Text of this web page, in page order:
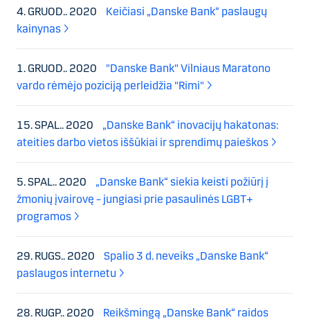
4. GRUOD.. 2020
Keičiasi „Danske Bank“ paslaugų
kainynas
1. GRUOD.. 2020
"Danske Bank" Vilniaus Maratono
vardo rėmėjo poziciją perleidžia "Rimi"
15. SPAL.. 2020
„Danske Bank“ inovacijų hakatonas:
ateities darbo vietos iššūkiai ir sprendimų paieškos
5. SPAL.. 2020
„Danske Bank“ siekia keisti požiūrį į
žmonių įvairovę – jungiasi prie pasaulinės LGBT+
programos
29. RUGS.. 2020
Spalio 3 d. neveiks „Danske Bank“
paslaugos internetu
28. RUGP.. 2020
Reikšmingą „Danske Bank“ raidos